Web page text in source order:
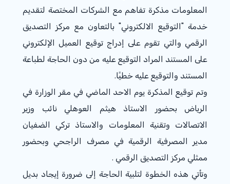
المعلومات مذكرة تفاهم مع الشركات المختصة لتقديم
خدمة "التوقيع الالكتروني" بالتعاون مع مركز التصديق
الرقمي والتي تقوم على إدراج توقيع العميل الإلكتروني
على المستند المراد التوقيع عليه من دون الحاجة لطباعة
المستند والتوقيع عليه خطيًا.
وتم توقيع المذكرة يوم الاحد الماضي في مقر الوزارة في
الرياض بحضور الاستاذ هيثم العوهلي نائب وزير
الاتصالات وتقنية المعلومات والاستاذ تركي الضفيان
مدير المصرفية الرقمية في مصرف الراجحي وبحضور
ممثلي مركز التصديق الرقمي .
وتأتي هذه الخطوة لتلبية الحاجة إلى ضرورة إيجاد بديل